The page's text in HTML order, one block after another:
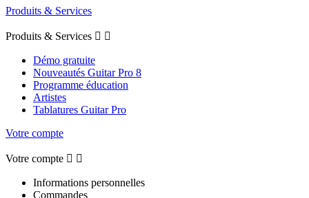
Produits & Services
Produits & Services  
Démo gratuite
Nouveautés Guitar Pro 8
Programme éducation
Artistes
Tablatures Guitar Pro
Votre compte
Votre compte  
Informations personnelles
Commandes